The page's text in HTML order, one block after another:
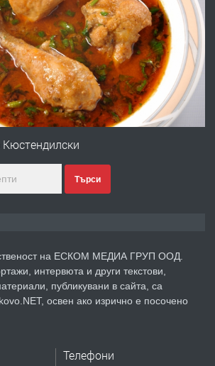
Давам гараж под наем
преди 4 дни
№4120 Магазин/Офис под наем в
до градската градина!
преди 5 дни
Продавам парцел в гр. Хасково кв.
Търси
на ЕСКОМ МЕДИА ГРУП ООД.
интервюта и други текстови,
публикувани в сайта, са
освен ако изрично е посочено
Телефони